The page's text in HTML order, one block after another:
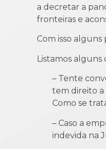
a decretar a
fronteiras e
Com isso alguns
Listamos alguns
– Tente
tem direito a
Como se
– Caso a
indevida na